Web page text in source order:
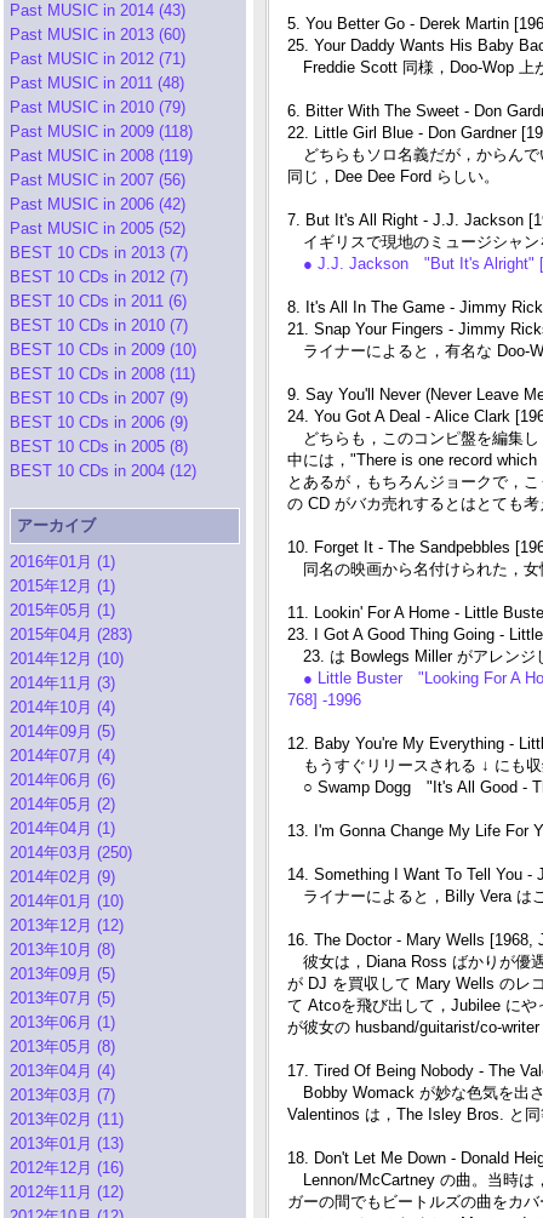
Past MUSIC in 2014 (43)
Past MUSIC in 2013 (60)
Past MUSIC in 2012 (71)
Past MUSIC in 2011 (48)
Past MUSIC in 2010 (79)
Past MUSIC in 2009 (118)
Past MUSIC in 2008 (119)
Past MUSIC in 2007 (56)
Past MUSIC in 2006 (42)
Past MUSIC in 2005 (52)
BEST 10 CDs in 2013 (7)
BEST 10 CDs in 2012 (7)
BEST 10 CDs in 2011 (6)
BEST 10 CDs in 2010 (7)
BEST 10 CDs in 2009 (10)
BEST 10 CDs in 2008 (11)
BEST 10 CDs in 2007 (9)
BEST 10 CDs in 2006 (9)
BEST 10 CDs in 2005 (8)
BEST 10 CDs in 2004 (12)
アーカイブ
2016年01月 (1)
2015年12月 (1)
2015年05月 (1)
2015年04月 (283)
2014年12月 (10)
2014年11月 (3)
2014年10月 (4)
2014年09月 (5)
2014年07月 (4)
2014年06月 (6)
2014年05月 (2)
2014年04月 (1)
2014年03月 (250)
2014年02月 (9)
2014年01月 (10)
2013年12月 (12)
2013年10月 (8)
2013年09月 (5)
2013年07月 (5)
2013年06月 (1)
2013年05月 (8)
2013年04月 (4)
2013年03月 (7)
2013年02月 (11)
2013年01月 (13)
2012年12月 (16)
2012年11月 (12)
5. You Better Go - Derek Martin
25. Your Daddy Wants His Baby
Freddie Scott 同様，Doo-Wop 上
6. Bitter With The Sweet - Don
22. Little Girl Blue - Don Gardner
どちらもソロ名義だが，からんで
同じ，Dee Dee Ford らしい。
7. But It's All Right - J.J. Jackson
イギリスで現地のミュージシャ
● J.J. Jackson "But It's Alright"
8. It's All In The Game - Jimmy
21. Snap Your Fingers - Jimmy
ライナーによると，有名な Doo-
9. Say You'll Never (Never Leave
24. You Got A Deal - Alice Clark
どちらも，このコンピ盤を編集
中には，"There is one record
とあるが，もちろんジョークで，
の CD がバカ売れするとはとても
10. Forget It - The Sandpebbles
同名の映画から名付けられた，
11. Lookin' For A Home - Little
23. I Got A Good Thing Going -
23. は Bowlegs Miller がアレンジ
● Little Buster "Looking For A
768] -1996
12. Baby You're My Everything -
もうすぐリリースされる ↓ にも
○ Swamp Dogg "It's All Good -
13. I'm Gonna Change My Life For
14. Something I Want To Tell You
ライナーによると，Billy Vera は
16. The Doctor - Mary Wells [1968,
彼女は，Diana Ross ばかりが優
が DJ を買収して Mary Wells のレ
て Atcoを飛び出して，Jubilee に
が彼女の husband/guitarist/co-
17. Tired Of Being Nobody - The
Bobby Womack が妙な色気を出
Valentinos は，The Isley Bros. と
18. Don't Let Me Down - Donald
Lennon/McCartney の曲。当時は
ガーの間でもビートルズの曲をカ